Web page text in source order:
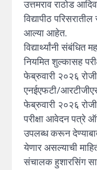
उत्तमराव राठोड
विद्यापीठ
आल्या आहेत.
विद्यार्थ्यांनी संबंधित
नियमित शुल्कासह
फेब्रुवारी २०२६
एनईएफटी/
फेब्रुवारी २०२६ रोजी
परीक्षा आवेदन पत्रे
उपलब्ध करून
येणार असल्याची
संचालक हुशारसिंग